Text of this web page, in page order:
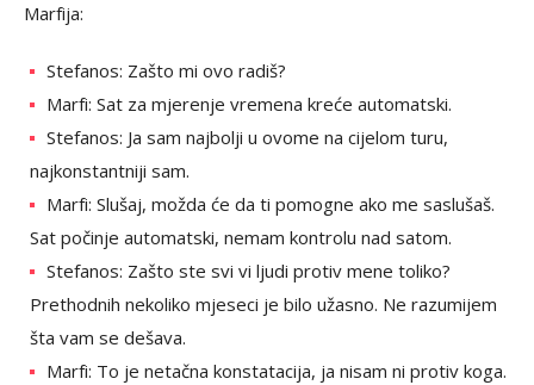
Marfija:
Stefanos: Zašto mi ovo radiš?
Marfi: Sat za mjerenje vremena kreće automatski.
Stefanos: Ja sam najbolji u ovome na cijelom turu,
najkonstantniji sam.
Marfi: Slušaj, možda će da ti pomogne ako me saslušaš.
Sat počinje automatski, nemam kontrolu nad satom.
Stefanos: Zašto ste svi vi ljudi protiv mene toliko?
Prethodnih nekoliko mjeseci je bilo užasno. Ne razumijem
šta vam se dešava.
Marfi: To je netačna konstatacija, ja nisam ni protiv koga.